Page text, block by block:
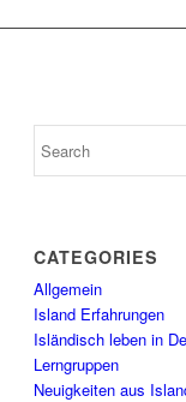
CATEGORIES
Allgemein
Island Erfahrungen
Isländisch leben in
Lerngruppen
Neuigkeiten aus